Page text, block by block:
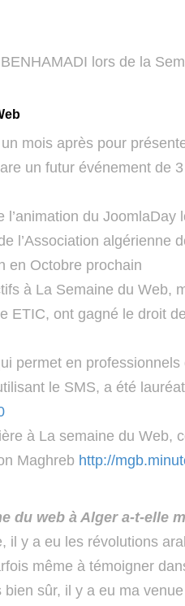
lors de la
mois après pour
un futur événement de
l’animation du
l’Association algérienne
en Octobre prochain
à La Semaine du Web,
ETIC, ont gagné le droit
permet en
le SMS, a été
à La semaine du Web,
Maghreb http://
du web à Alger a-t-elle
il y a eu les révolutions
même à témoigner
sûr, il y a eu ma